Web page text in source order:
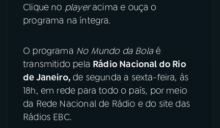
Clique no playeracima e ouça o
programa na íntegra.
O programa No Mundo da Bolaé
transmitido pela Rádio Nacional do Rio
de Janeiro,de segunda a sexta-feira, às
18h, em rede para todo o país, por meio
da Rede Nacional de Rádio e do site das
Rádios EBC.